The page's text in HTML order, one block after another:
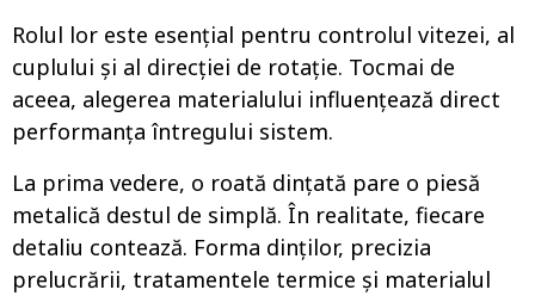
Rolul lor este esențial pentru controlul vitezei, al
cuplului și al direcției de rotație. Tocmai de
aceea, alegerea materialului influențează direct
performanța întregului sistem.
La prima vedere, o roată dințată pare o piesă
metalică destul de simplă. În realitate, fiecare
detaliu contează. Forma dinților, precizia
prelucrării, tratamentele termice și materialul